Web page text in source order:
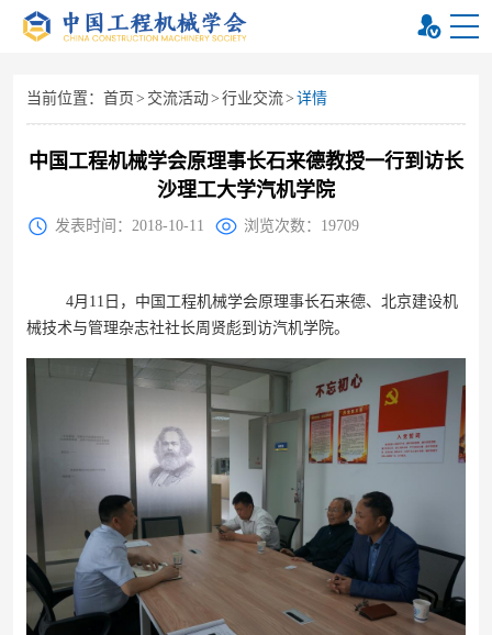
当前位置： 首页 > 交流活动> 行业交流> 详情
中国工程机械学会原理事长石来德教授一行到访长
沙理工大学汽机学院
发表时间：2018-10-11 浏览次数：19709
4月11日，中国工程机械学会原理事长石来德、北京建设机
械技术与管理杂志社社长周贤彪到访汽机学院。